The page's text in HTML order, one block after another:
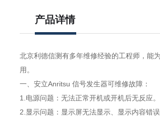
产品详情
北京利德信测有多年维修经验的工程师，能
用。
一、安立Anritsu 信号发生器可维修故障：
1.电源问题：无法正常开机或开机后无反应。
2.显示问题：显示屏无法显示、显示内容错误